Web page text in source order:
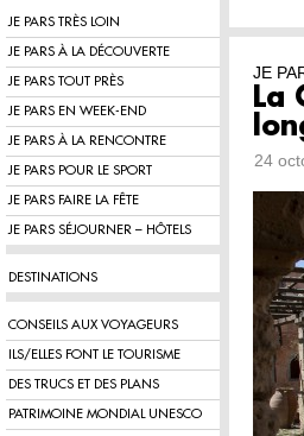
JE PARS TRÈS LOIN
JE PARS À LA DÉCOUVERTE
JE PARS TOUT PRÈS
JE PARS EN WEEK-END
JE PARS À LA RENCONTRE
JE PARS POUR LE SPORT
JE PARS FAIRE LA FÊTE
JE PARS SÉJOURNER – HÔTELS
DESTINATIONS
CONSEILS AUX VOYAGEURS
ILS/ELLES FONT LE TOURISME
DES TRUCS ET DES PLANS
PATRIMOINE MONDIAL UNESCO
JE
La
24